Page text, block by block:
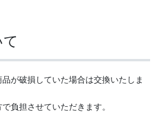
が破損していた場合は交換いたしま
負担させていただきます。